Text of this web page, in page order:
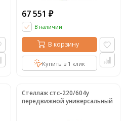
67 551 ₽
В наличии
В корзину
Купить в 1 клик
Стеллаж стс-220/604у
передвижной универсальный